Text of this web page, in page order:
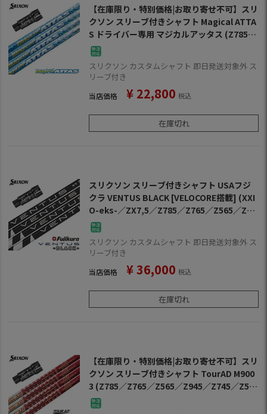
【在庫限り・特別価格|お取り寄せ不可】スリ
クソン スリーブ付きシャフト Magical ATTA
S ドライバー専用 マジカルアッタス (Z785／
Z765／Z565／Z945／Z745／Z545／Z925／
Z725／Z525／ZF45)
スリクソン カスタムシャフト 即日発送対象外 ス
リーブ付き
当店価格 ¥ 22,800 税込
在庫切れ
スリクソン スリーブ付きシャフト USAフジ
クラ VENTUS BLACK [VELOCORE搭載] (XXI
O-eks-／ZX7,5／Z785／Z765／Z565／Z94
5／Z745／Z545)
スリクソン カスタムシャフト 即日発送対象外 ス
リーブ付き
当店価格 ¥36,000 税込
在庫切れ
【在庫限り・特別価格|お取り寄せ不可】スリ
クソン スリーブ付きシャフト TourAD M900
3 (Z785／Z765／Z565／Z945／Z745／Z54
5／Z925／Z725／Z525／ZF45)